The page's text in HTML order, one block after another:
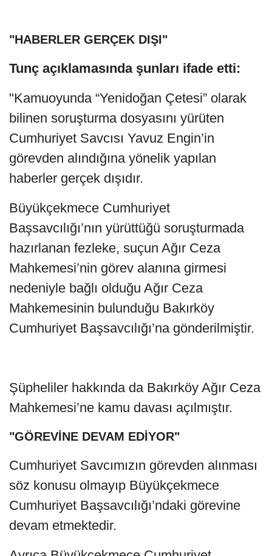
"HABERLER GERÇEK DIŞI"
Tunç açıklamasında şunları ifade etti:
"Kamuoyunda “Yenidoğan Çetesi” olarak
bilinen soruşturma dosyasını yürüten
Cumhuriyet Savcısı Yavuz Engin’in
görevden alındığına yönelik yapılan
haberler gerçek dışıdır.
Büyükçekmece Cumhuriyet
Başsavcılığı’nın yürüttüğü soruşturmada
hazırlanan fezleke, suçun Ağır Ceza
Mahkemesi’nin görev alanına girmesi
nedeniyle bağlı olduğu Ağır Ceza
Mahkemesinin bulunduğu Bakırköy
Cumhuriyet Başsavcılığı’na gönderilmiştir.
Şüpheliler hakkında da Bakırköy Ağır Ceza
Mahkemesi’ne kamu davası açılmıştır.
"GÖREVİNE DEVAM EDİYOR"
Cumhuriyet Savcımızın görevden alınması
söz konusu olmayıp Büyükçekmece
Cumhuriyet Başsavcılığı’ndaki görevine
devam etmektedir.